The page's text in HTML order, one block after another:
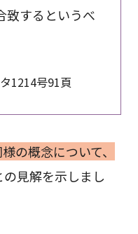
致するというべ
1214号91頁
の概念について、
の見解を示しまし